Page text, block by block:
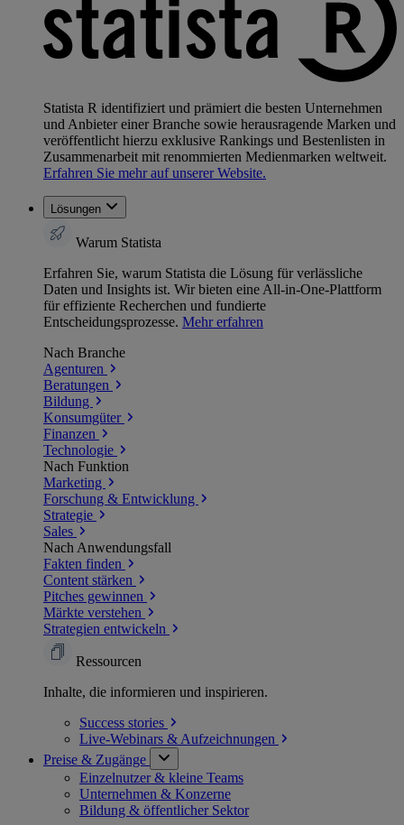
Statista R identifiziert und prämiert die besten Unternehmen
und Anbieter einer Branche sowie herausragende Marken und
veröffentlicht hierzu exklusive Rankings und Bestenlisten in
Zusammenarbeit mit renommierten Medienmarken weltweit.
Erfahren Sie mehr auf unserer Website.
Lösungen
Warum Statista
Erfahren Sie, warum Statista die Lösung für verlässliche
Daten und Insights ist. Wir bieten eine All-in-One-Plattform
für effiziente Recherchen und fundierte
Entscheidungsprozesse. Mehr erfahren
Nach Branche
Agenturen
Beratungen
Bildung
Konsumgüter
Finanzen
Technologie
Nach Funktion
Marketing
Forschung & Entwicklung
Strategie
Sales
Nach Anwendungsfall
Fakten finden
Content stärken
Pitches gewinnen
Märkte verstehen
Strategien entwickeln
Ressourcen
Inhalte, die informieren und inspirieren.
Success stories
Live-Webinars & Aufzeichnungen
Preise & Zugänge
Einzelnutzer & kleine Teams
Unternehmen & Konzerne
Bildung & öffentlicher Sektor